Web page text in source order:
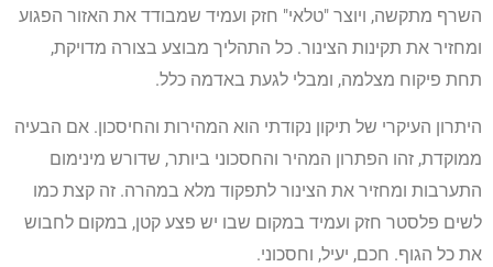
השרף מתקשה, ויוצר "טלאי" חזק ועמיד שמבודד את האזור הפגוע
ומחזיר את תקינות הצינור. כל התהליך מבוצע בצורה מדויקת,
תחת פיקוח מצלמה, ומבלי לגעת באדמה כלל.
היתרון העיקרי של תיקון נקודתי הוא המהירות והחיסכון. אם הבעיה
ממוקדת, זהו הפתרון המהיר והחסכוני ביותר, שדורש מינימום
התערבות ומחזיר את הצינור לתפקוד מלא במהרה. זה קצת כמו
לשים פלסטר חזק ועמיד במקום שבו יש פצע קטן, במקום לחבוש
את כל הגוף. חכם, יעיל, וחסכוני.